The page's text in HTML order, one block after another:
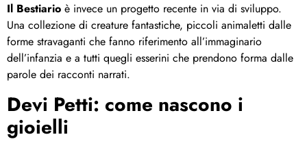
Il Bestiario è invece un progetto recente in via di sviluppo.
Una collezione di creature fantastiche, piccoli animaletti dalle
forme stravaganti che fanno riferimento all’immaginario
dell’infanzia e a tutti quegli esserini che prendono forma dalle
parole dei racconti narrati.
Devi Petti: come nascono i
gioielli